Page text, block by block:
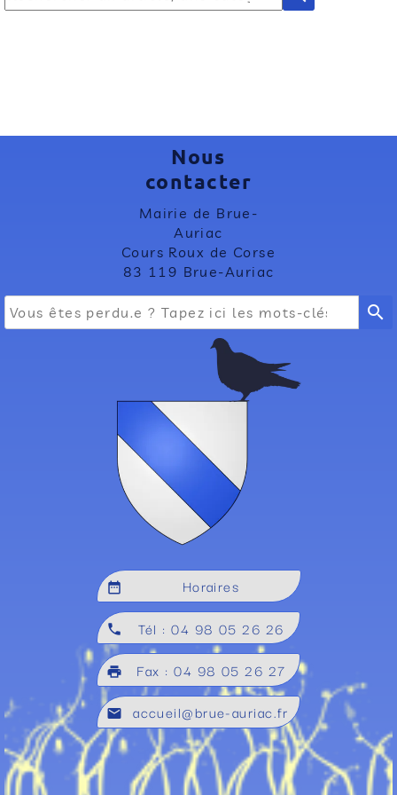
Nous
contacter
Mairie de Brue-
Auriac
Cours Roux de Corse
83 119 Brue-Auriac
search
date_range Horaires
local_phone Tél : 04 98 05 26 26
local_printshop Fax : 04 98 05 26 27
mail accueil@brue-auriac.fr